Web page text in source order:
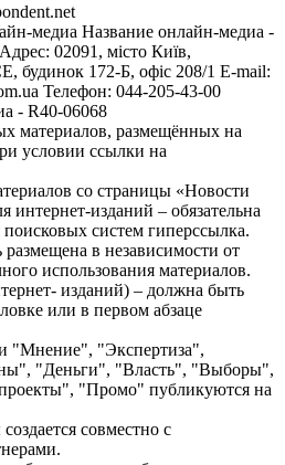
медиа Название онлайн-медиа -
02091, місто Київ,
172-Б, офіс 208/1 E-mail:
Телефон: 044-205-43-00
- R40-06068
материалов, размещённых на
условии ссылки на
со страницы «Новости
изданий – обязательна
систем гиперссылка.
в независимости от
использования материалов.
изданий) – должна быть
или в первом абзаце
"Мнение", "Экспертиза",
"Деньги", "Власть", "Выборы",
"Промо" публикуются на
совместно с